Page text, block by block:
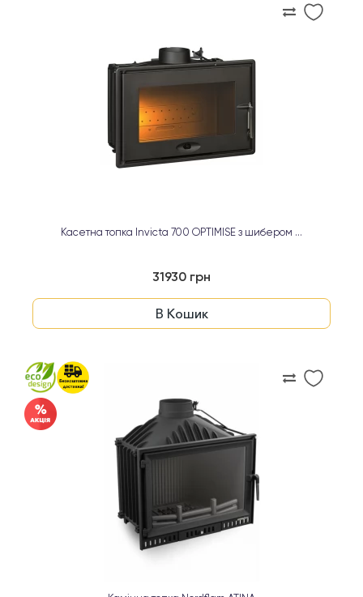
Касетна топка Invicta 700 OPTIMISE з шибером ...
31930 грн
В Кошик